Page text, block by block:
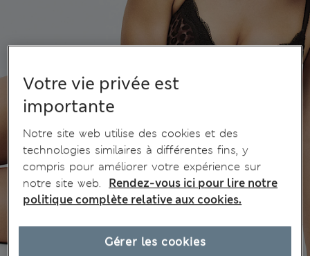
Votre vie privée est
importante
Notre site web utilise des cookies et des
technologies similaires à différentes fins, y
compris pour améliorer votre expérience sur
notre site web.
Rendez-vous ici pour lire notre
politique complète relative aux cookies.
Gérer les cookies